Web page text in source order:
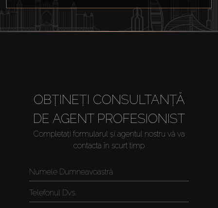
Agenți
About Us
OBȚINEȚI CONSULTANȚĂ
DE AGENT PROFESIONIST
Completați formularul și agentul nostru vă va
contacta în scurt timp